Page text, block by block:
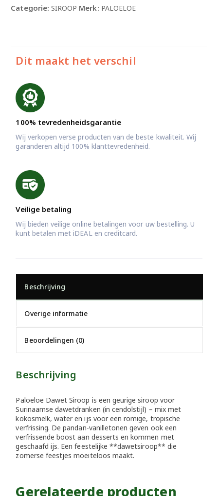
Categorie: SIROOP Merk: PALOELOE
Dit maakt het verschil
100% tevredenheidsgarantie
Wij verkopen verse producten van de beste kwaliteit. Wij
garanderen altijd 100% klanttevredenheid.
Veilige betaling
Wij bieden veilige online betalingen voor uw bestelling. U
kunt betalen met iDEAL en creditcard.
Beschrijving
Overige informatie
Beoordelingen (0)
Beschrijving
Paloeloe Dawet Siroop is een geurige siroop voor
Surinaamse dawetdranken (in cendolstijl) – mix met
kokosmelk, water en ijs voor een romige, tropische
verfrissing. De pandan-vanilletonen geven ook een
verfrissende boost aan desserts en kommen met
geschaafd ijs. Een feestelijke **dawetsiroop** die
zomerse feestjes moeiteloos maakt.
Gerelateerde producten